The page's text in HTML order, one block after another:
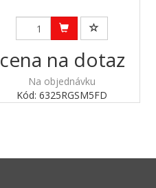
cena na dotaz
Na objednávku
Kód: 6325RGSM5FD